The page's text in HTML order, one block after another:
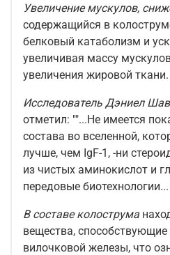
Увеличение мускулов,
содержащийся в
белковый катаболизм и
увеличивая массу
увеличения жировой ткани.
Исследователь Дэниел
отметил: ""...Не имеется
состава во вселенной,
лучше, чем IgF-1, -ни
из чистых аминокислот и
передовые биотехнологии...
В составе колострума
вещества,
вилочковой железы, что